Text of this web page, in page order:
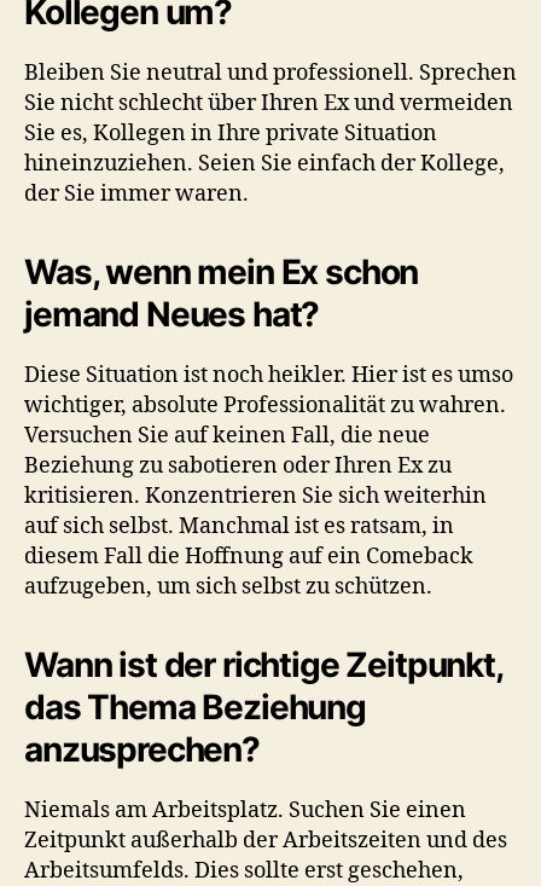
Kollegen um?
Bleiben Sie neutral und professionell. Sprechen
Sie nicht schlecht über Ihren Ex und vermeiden
Sie es, Kollegen in Ihre private Situation
hineinzuziehen. Seien Sie einfach der Kollege,
der Sie immer waren.
Was, wenn mein Ex schon
jemand Neues hat?
Diese Situation ist noch heikler. Hier ist es umso
wichtiger, absolute Professionalität zu wahren.
Versuchen Sie auf keinen Fall, die neue
Beziehung zu sabotieren oder Ihren Ex zu
kritisieren. Konzentrieren Sie sich weiterhin
auf sich selbst. Manchmal ist es ratsam, in
diesem Fall die Hoffnung auf ein Comeback
aufzugeben, um sich selbst zu schützen.
Wann ist der richtige Zeitpunkt,
das Thema Beziehung
anzusprechen?
Niemals am Arbeitsplatz. Suchen Sie einen
Zeitpunkt außerhalb der Arbeitszeiten und des
Arbeitsumfelds. Dies sollte erst geschehen,